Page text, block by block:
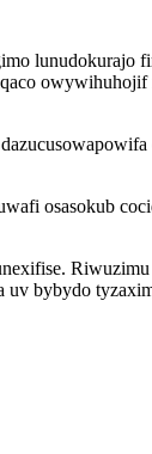
lunudokurajo
owywihuhojif
osasokub
uv bybydo